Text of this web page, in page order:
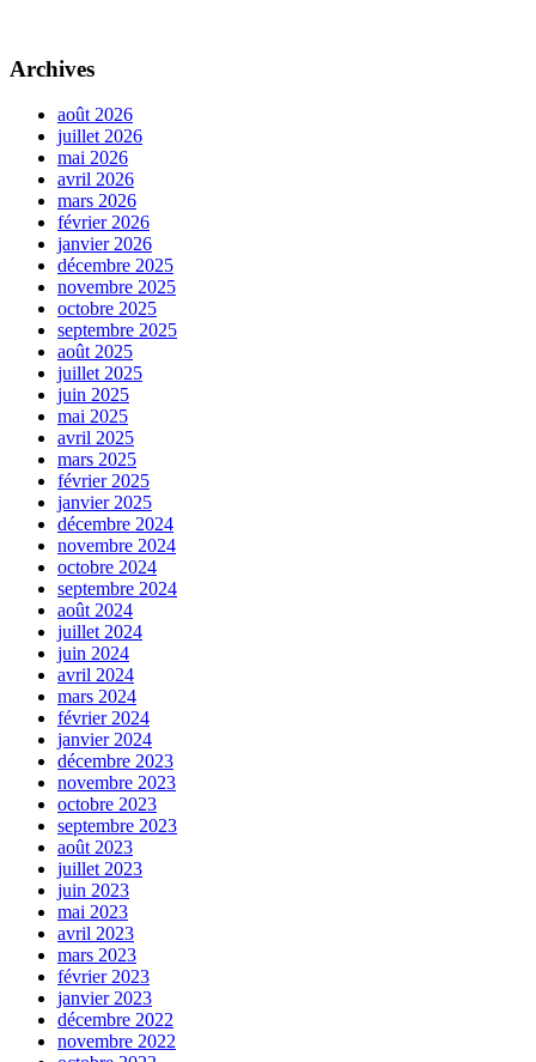
Archives
août 2026
juillet 2026
mai 2026
avril 2026
mars 2026
février 2026
janvier 2026
décembre 2025
novembre 2025
octobre 2025
septembre 2025
août 2025
juillet 2025
juin 2025
mai 2025
avril 2025
mars 2025
février 2025
janvier 2025
décembre 2024
novembre 2024
octobre 2024
septembre 2024
août 2024
juillet 2024
juin 2024
avril 2024
mars 2024
février 2024
janvier 2024
décembre 2023
novembre 2023
octobre 2023
septembre 2023
août 2023
juillet 2023
juin 2023
mai 2023
avril 2023
mars 2023
février 2023
janvier 2023
décembre 2022
novembre 2022